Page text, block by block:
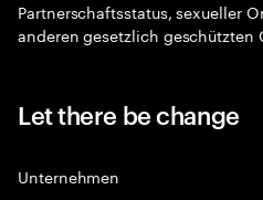
Partnerschaftsstatus, sexueller
anderen gesetzlich geschützten
Let there be change
Unternehmen